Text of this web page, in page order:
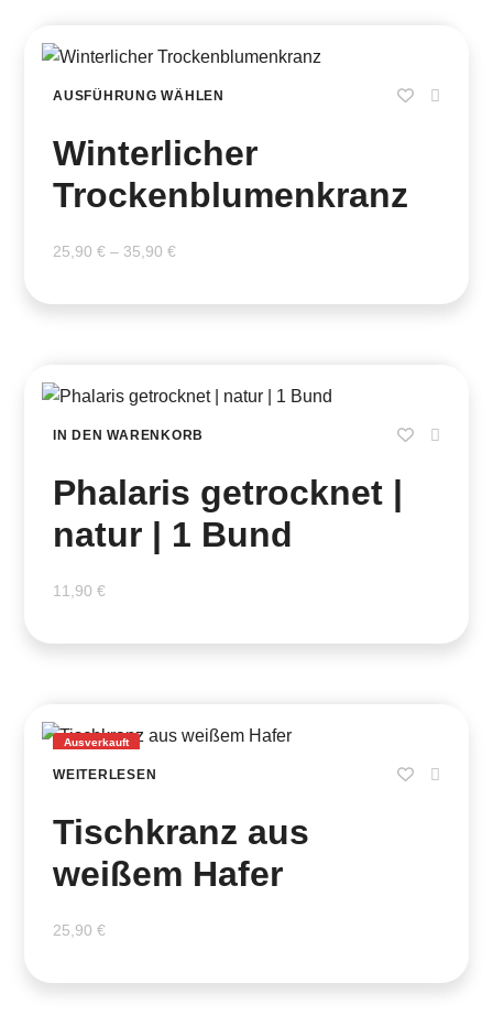
AUSFÜHRUNG WÄHLEN
Winterlicher
Trockenblumenkranz
25,90 € – 35,90 €
IN DEN WARENKORB
Phalaris getrocknet |
natur | 1 Bund
11,90 €
Ausverkauft
WEITERLESEN
Tischkranz aus
weißem Hafer
25,90 €